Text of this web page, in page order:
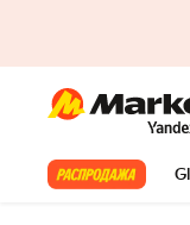
Market
Все хиты